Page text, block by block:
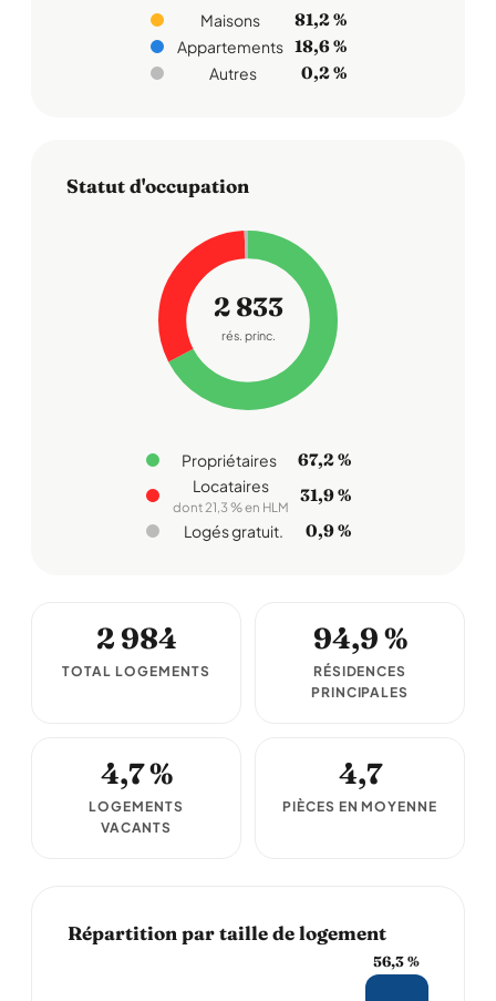
Maisons 81,2 %
Appartements 18,6 %
Autres 0,2 %
Statut d'occupation
2 833
rés. princ.
Propriétaires 67,2 %
Locataires
dont 21,3 % en HLM
31,9 %
Logés gratuit. 0,9 %
2 984
TOTAL LOGEMENTS
94,9 %
RÉSIDENCES
PRINCIPALES
4,7 %
LOGEMENTS
VACANTS
4,7
PIÈCES EN MOYENNE
Répartition par taille de logement
56,3 %